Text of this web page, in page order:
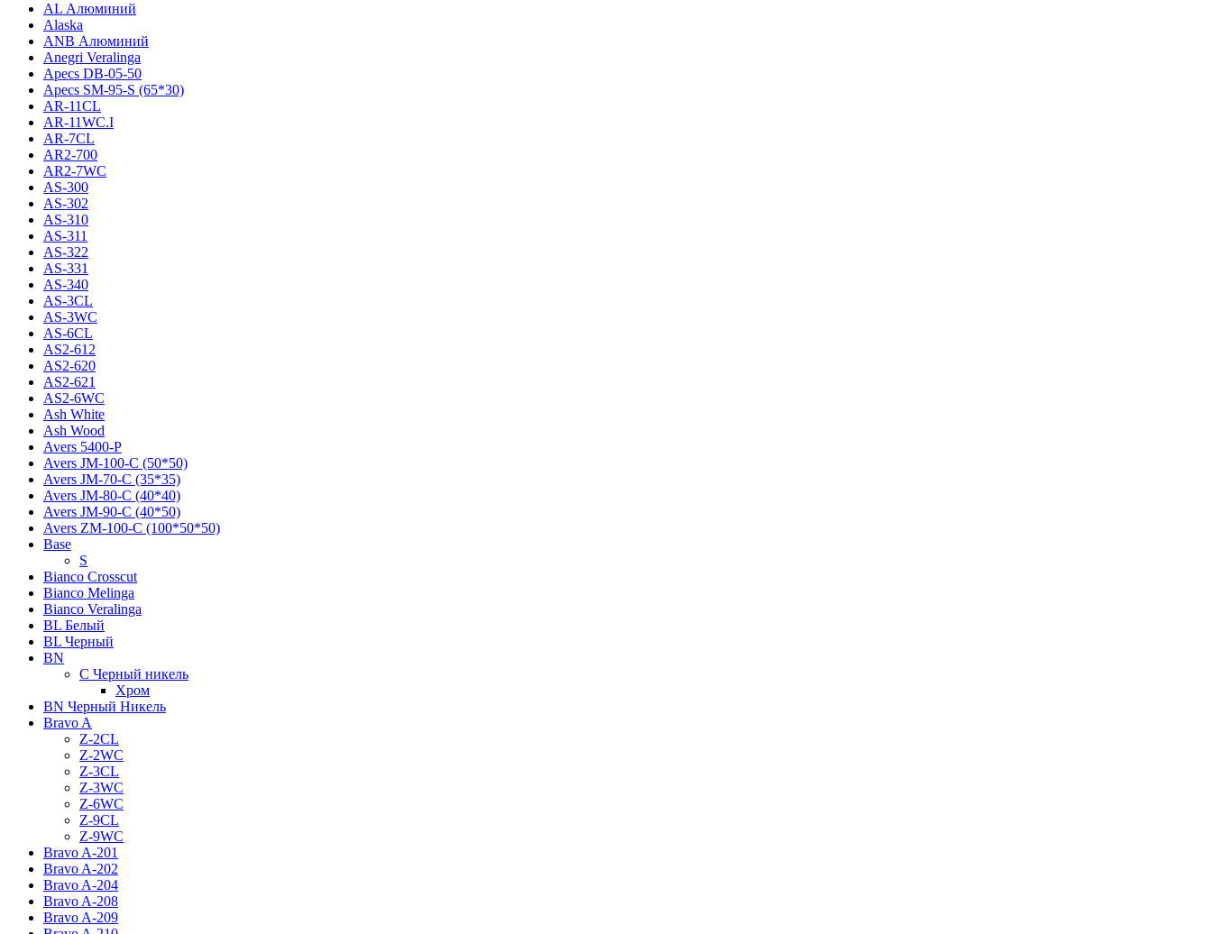
AL Алюминий
Alaska
ANB Алюминий
Anegri Veralinga
Apecs DB-05-50
Apecs SM-95-S (65*30)
AR-11CL
AR-11WC.I
AR-7CL
AR2-700
AR2-7WC
AS-300
AS-302
AS-310
AS-311
AS-322
AS-331
AS-340
AS-3CL
AS-3WC
AS-6CL
AS2-612
AS2-620
AS2-621
AS2-6WC
Ash White
Ash Wood
Avers 5400-P
Avers JМ-100-С (50*50)
Avers JМ-70-С (35*35)
Avers JМ-80-С (40*40)
Avers JМ-90-С (40*50)
Avers ZM-100-С (100*50*50)
Base
S
Bianco Crosscut
Bianco Melinga
Bianco Veralinga
BL Белый
BL Черный
BN
C Черный никель
Хром
BN Черный Никель
Bravo A
Z-2CL
Z-2WC
Z-3CL
Z-3WC
Z-6WC
Z-9CL
Z-9WC
Bravo A-201
Bravo A-202
Bravo A-204
Bravo A-208
Bravo A-209